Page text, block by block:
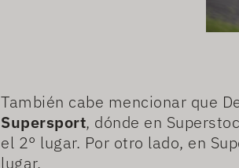
También cabe mencionar que
Supersport, dónde en
el 2° lugar. Por otro lado, en
lugar.